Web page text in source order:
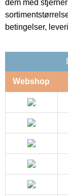
dem med
betingelser,
Webshop